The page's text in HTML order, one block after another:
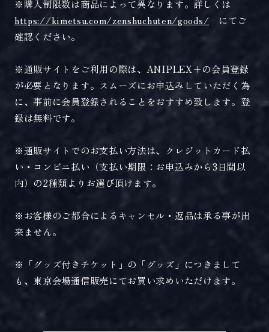
※購入制限数は商品によって異なります。詳しくは
https://kimetsu.com/zenshuchuten/goods/ にてご
確認ください。
※通販サイトをご利用の際は、ANIPLEX＋の会員登録
が必要となります。スムーズにお申込みしていただく為
に、事前に会員登録されることをおすすめ致します。登
録は無料です。
※通販サイトでのお支払い方法は、クレジットカード払
い・コンビニ払い（支払い期限：お申込みから3日間以
内）の2種類よりお選び頂けます。
※お客様のご都合によるキャンセル・返品は承る事が出
来ません。
※「グッズ付きチケット」の「グッズ」につきまして
も、東京会場通信販売にてお買い求めいただけます。